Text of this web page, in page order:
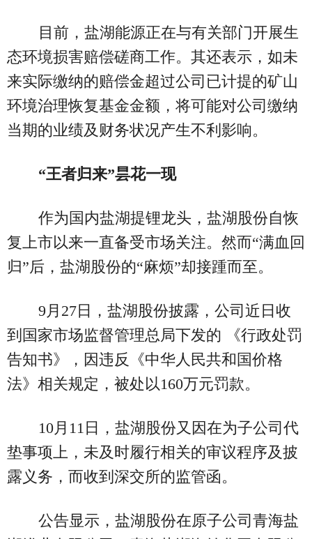
目前，盐湖能源正在与有关部门开展生
态环境损害赔偿磋商工作。其还表示，如未
来实际缴纳的赔偿金超过公司已计提的矿山
环境治理恢复基金金额，将可能对公司缴纳
当期的业绩及财务状况产生不利影响。
“王者归来”昙花一现
作为国内盐湖提锂龙头，盐湖股份自恢
复上市以来一直备受市场关注。然而“满血回
归”后，盐湖股份的“麻烦”却接踵而至。
9月27日，盐湖股份披露，公司近日收
到国家市场监督管理总局下发的 《行政处罚
告知书》，因违反《中华人民共和国价格
法》相关规定，被处以160万元罚款。
10月11日，盐湖股份又因在为子公司代
垫事项上，未及时履行相关的审议程序及披
露义务，而收到深交所的监管函。
公告显示，盐湖股份在原子公司青海盐